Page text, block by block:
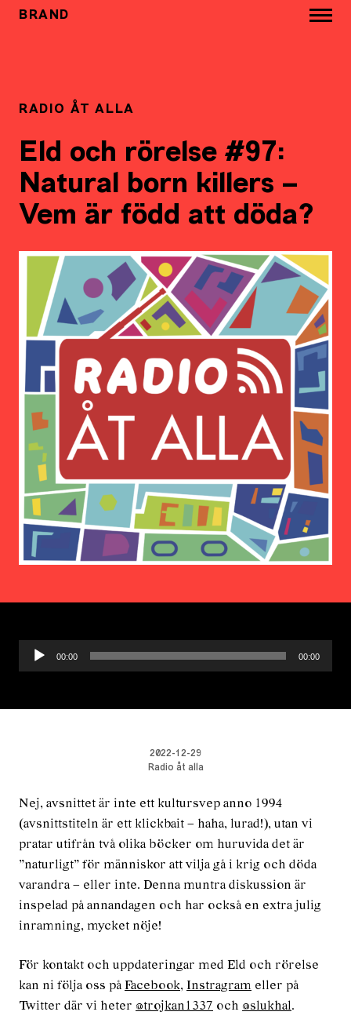
BRAND
RADIO ÅT ALLA
Eld och rörelse #97:
Natural born killers –
Vem är född att döda?
Ljudspelare
00:00 00:00
2022-12-29
Radio åt alla
Nej, avsnittet är inte ett kultursvep anno 1994
(avsnittstiteln är ett klickbait – haha, lurad!), utan vi
pratar utifrån två olika böcker om huruvida det är
”naturligt” för människor att vilja gå i krig och döda
varandra – eller inte. Denna muntra diskussion är
inspelad på annandagen och har också en extra julig
inramning, mycket nöje!
För kontakt och uppdateringar med Eld och rörelse
kan ni följa oss på Facebook, Instragram eller på
Twitter där vi heter @trojkan1337 och @slukhal.